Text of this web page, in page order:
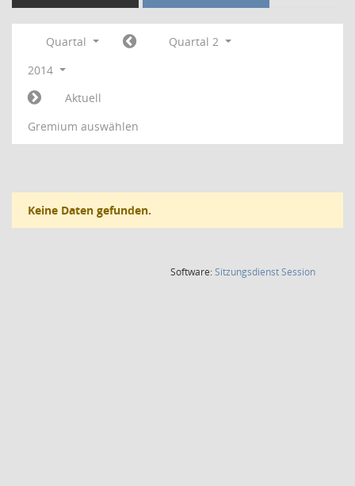
Quartal
Quartal 2
2014
Aktuell
Gremium auswählen
Keine Daten gefunden.
Software:SitzungsdienstSession(Wird in